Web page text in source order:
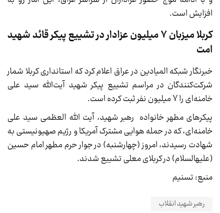
افزایش است.
کربلا میزبان 7 میلیون عزادار در تشییع پیکر قائد شهید
امت
خبرنگار شبکه المیادین در عراق اعلام کرد که استانداری کربلا شمار
شرکت‌کنندگان در مراسم تشییع پیکر شهید آیت‌الله سید علی
خامنه‌ای را 7 میلیون نفر ثبت کرده است.
پیکرهای مطهر خانواده رهبر شهید، آیت الله العظمی سید علی
خامنه‌ای، که در حمله هوایی مشترک آمریکا و رژیم صهیونیستی به
شهادت رسیدند، امروز (چهارشنبه) در جوار حرم مطهر امام حسین
(علیهالسلام) در کربلای معلی تشییع شدند.
منبع: تسنیم
رهبر شهید انقلاب